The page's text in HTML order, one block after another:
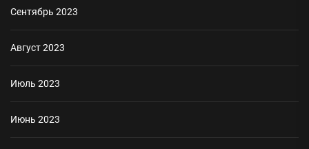
Сентябрь 2023
Август 2023
Июль 2023
Июнь 2023